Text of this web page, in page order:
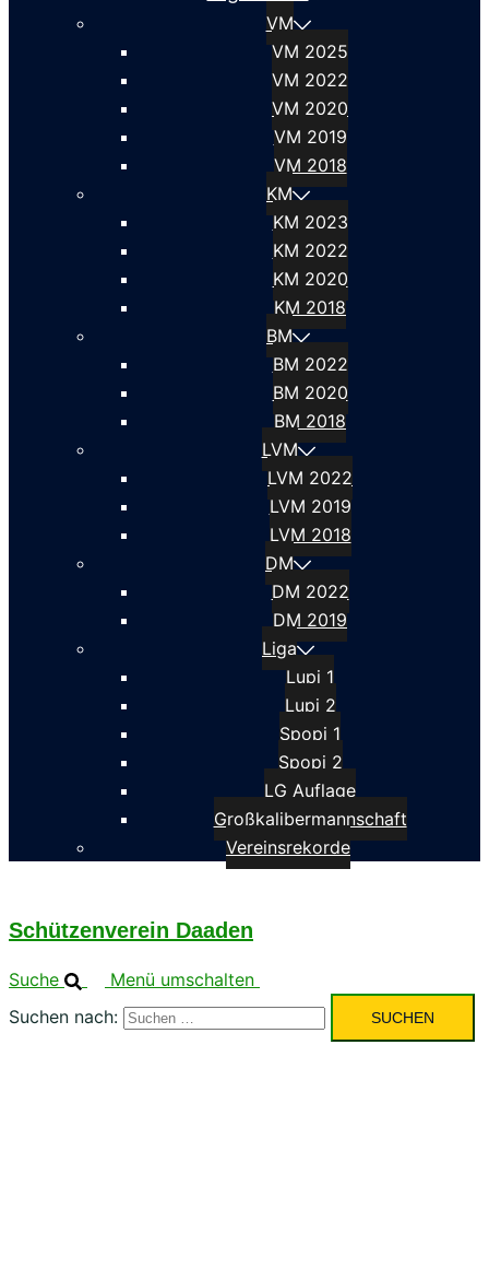
VM
VM 2025
VM 2022
VM 2020
VM 2019
VM 2018
KM
KM 2023
KM 2022
KM 2020
KM 2018
BM
BM 2022
BM 2020
BM 2018
LVM
LVM 2022
LVM 2019
LVM 2018
DM
DM 2022
DM 2019
Liga
Lupi 1
Lupi 2
Spopi 1
Spopi 2
LG Auflage
Großkalibermannschaft
Vereinsrekorde
Schützenverein Daaden
Suche
Menü umschalten
Suchen nach: